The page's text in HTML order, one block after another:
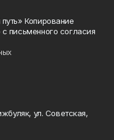
Копирование
письменного согласия
ул. Советская,